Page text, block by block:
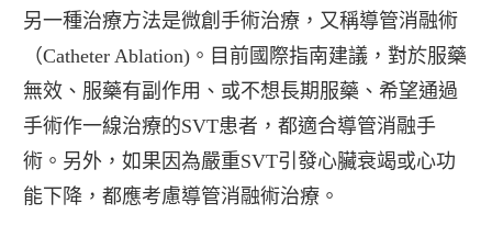
另一種治療方法是微創手術治療，又稱導管消融術
（Catheter Ablation)。目前國際指南建議，對於服藥
無效、服藥有副作用、或不想長期服藥、希望通過
手術作一線治療的SVT患者，都適合導管消融手
術。另外，如果因為嚴重SVT引發心臟衰竭或心功
能下降，都應考慮導管消融術治療。